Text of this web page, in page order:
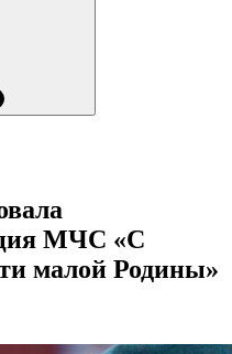
МЧС «С
малой Родины»